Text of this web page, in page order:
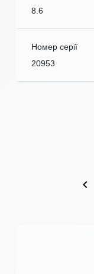
8.6
Номер серії
20953